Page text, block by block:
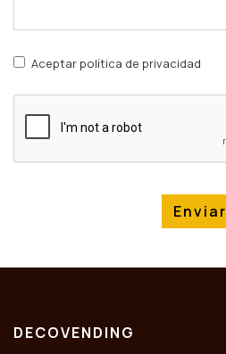
Aceptar política de privacidad
Enviar
DECOVENDING